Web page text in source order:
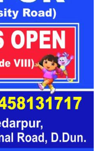
लोगों के सामने अपनी
का अधिकारी बताता,
सेना का वरिष्ठ
कई होटलों में ठहरने के
व सुरक्षा